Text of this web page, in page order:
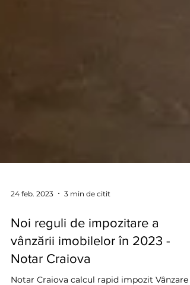
24 feb. 2023 3 min de citit
Noi reguli de impozitare a